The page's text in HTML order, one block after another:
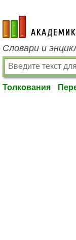
academic.ru
Словари и
Толкования